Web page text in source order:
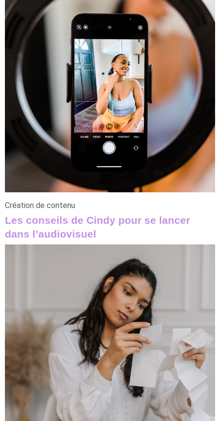
Création de contenu
Les conseils de Cindy pour se lancer
dans l’audiovisuel